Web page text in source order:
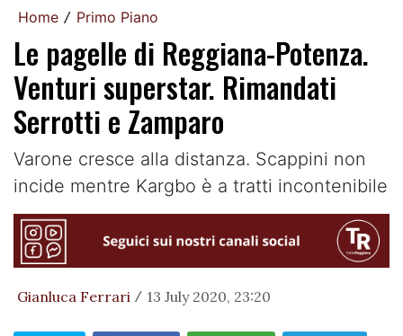
Home / Primo Piano
Le pagelle di Reggiana-Potenza.
Venturi superstar. Rimandati
Serrotti e Zamparo
Varone cresce alla distanza. Scappini non
incide mentre Kargbo è a tratti incontenibile
Gianluca Ferrari / 13 July 2020, 23:20